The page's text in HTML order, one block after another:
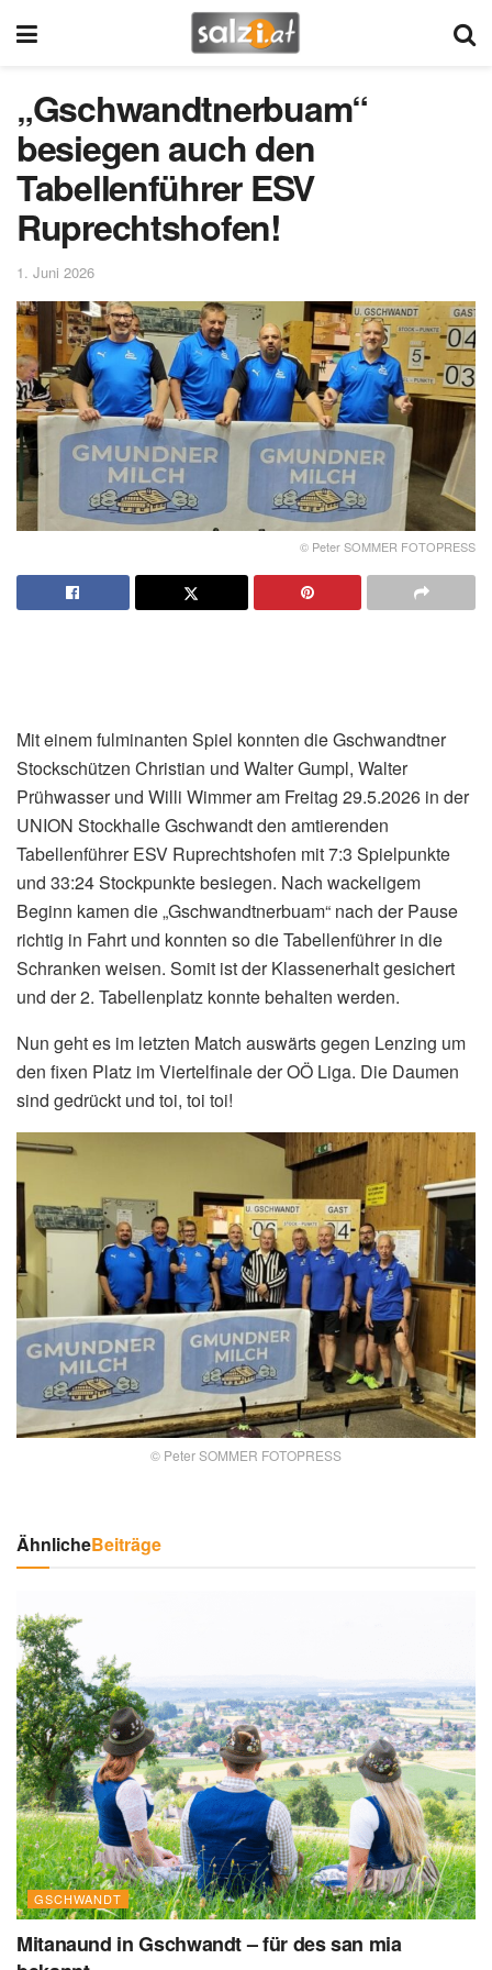
„Gschwandtnerbuam“
besiegen auch den
Tabellenführer ESV
Ruprechtshofen!
1. Juni 2026
© Peter SOMMER FOTOPRESS
Mit einem fulminanten Spiel konnten die Gschwandtner
Stockschützen Christian und Walter Gumpl, Walter
Prühwasser und Willi Wimmer am Freitag 29.5.2026 in der
UNION Stockhalle Gschwandt den amtierenden
Tabellenführer ESV Ruprechtshofen mit 7:3 Spielpunkte
und 33:24 Stockpunkte besiegen. Nach wackeligem
Beginn kamen die „Gschwandtnerbuam“ nach der Pause
richtig in Fahrt und konnten so die Tabellenführer in die
Schranken weisen. Somit ist der Klassenerhalt gesichert
und der 2. Tabellenplatz konnte behalten werden.
Nun geht es im letzten Match auswärts gegen Lenzing um
den fixen Platz im Viertelfinale der OÖ Liga. Die Daumen
sind gedrückt und toi, toi toi!
© Peter SOMMER FOTOPRESS
ÄhnlicheBeiträge
GSCHWANDT
Mitanaund in Gschwandt – für des san mia